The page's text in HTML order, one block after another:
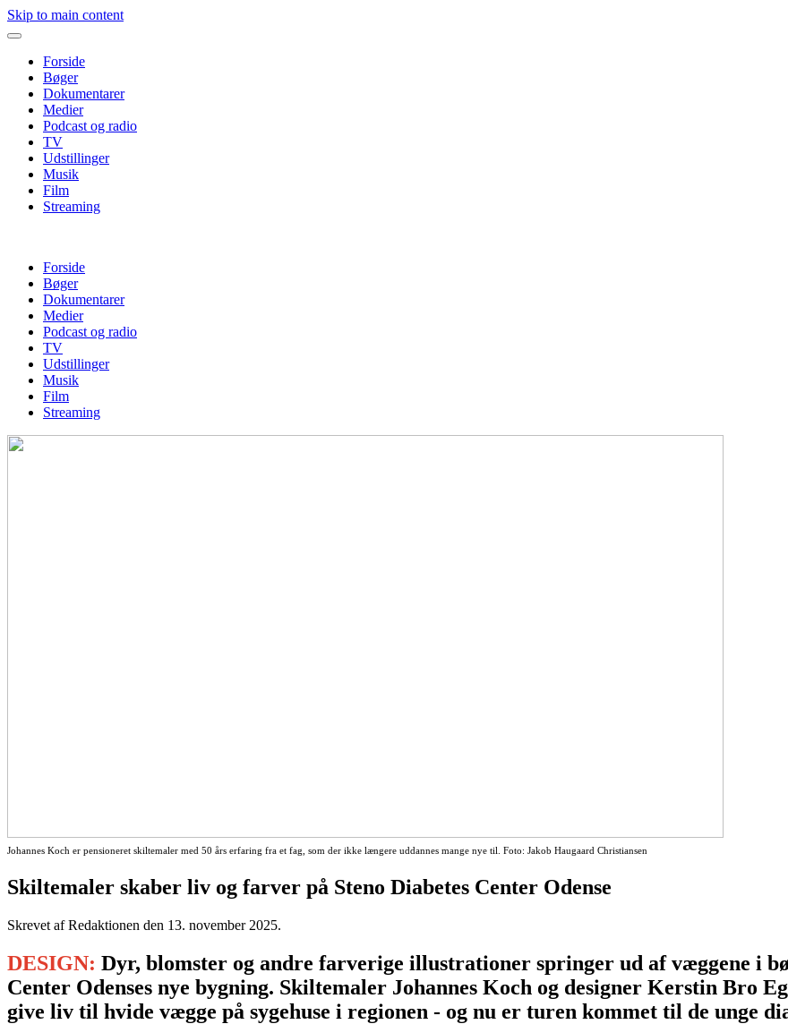
Skip to main content
Forside
Bøger
Dokumentarer
Medier
Podcast og radio
TV
Udstillinger
Musik
Film
Streaming
Forside
Bøger
Dokumentarer
Medier
Podcast og radio
TV
Udstillinger
Musik
Film
Streaming
Johannes Koch er pensioneret skiltemaler med 50 års erfaring fra et fag, som der ikke længere uddannes mange nye til. Foto: Jakob Haugaard Christiansen
Skiltemaler skaber liv og farver på Steno Diabetes Center Odense
Skrevet af Redaktionen den 13. november 2025.
DESIGN: Dyr, blomster og andre farverige illustrationer springer ud af væggene i
Center Odenses nye bygning. Skiltemaler Johannes Koch og designer Kerstin Bro
give liv til hvide vægge på sygehuse i regionen - og nu er turen kommet til de unge